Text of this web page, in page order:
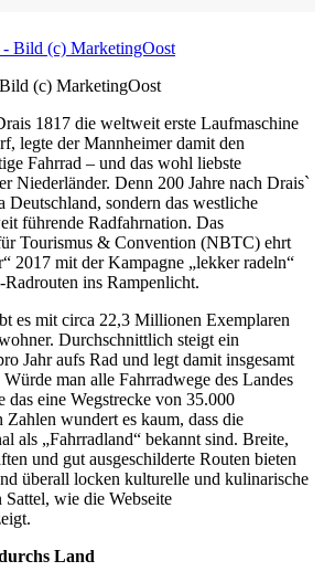
(c) MarketingOost
1817 die weltweit erste Laufmaschine
legte der Mannheimer damit den
Fahrrad – und das wohl liebste
Niederländer. Denn 200 Jahre nach Drais`
sondern das westliche
führende Radfahrnation. Das
Tourismus & Convention (NBTC) ehrt
2017 mit der Kampagne „lekker radeln“
ins Rampenlicht.
es mit circa 22,3 Millionen Exemplaren
Durchschnittlich steigt ein
Jahr aufs Rad und legt damit insgesamt
man alle Fahrradwege des Landes
das eine Wegstrecke von 35.000
wundert es kaum, dass die
als „Fahrradland“ bekannt sind. Breite,
und gut ausgeschilderte Routen bieten
überall locken kulturelle und kulinarische
Sattel, wie die Webseite
Land